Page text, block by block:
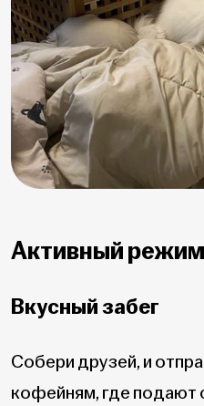
Активный режим
Вкусный забег
Собери друзей, и
кофейням, где подают